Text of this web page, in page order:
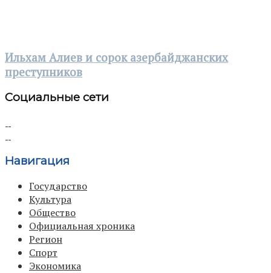
Ильхам Алиев и сорок азербайджанских
преступников
Социальные сети
Навигация
Государство
Культура
Общество
Официальная хроника
Регион
Спорт
Экономика